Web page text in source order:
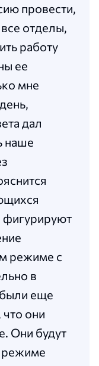
провести,
отделы,
работу
ее
мне
дал
наше
фигурируют
режиме с
в
еще
что они
Они будут
режиме